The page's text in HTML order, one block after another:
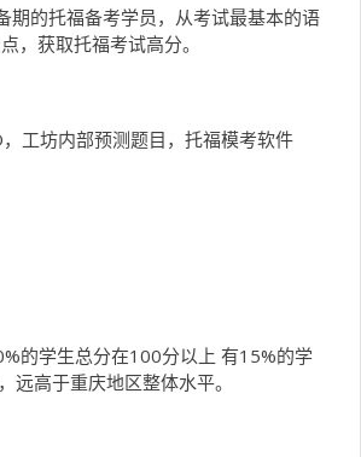
期的托福备考学员，从考试最基本的语
，获取托福考试高分。
工坊内部预测题目，托福模考软件
的学生总分在100分以上 有15%的学
远高于重庆地区整体水平。